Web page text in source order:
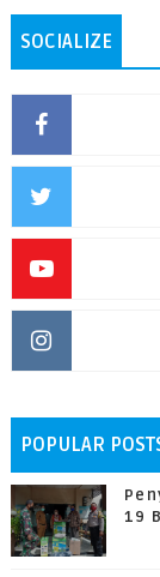
SOCIALIZE
POPULAR
19